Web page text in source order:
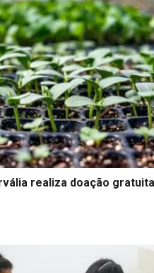
realiza doação